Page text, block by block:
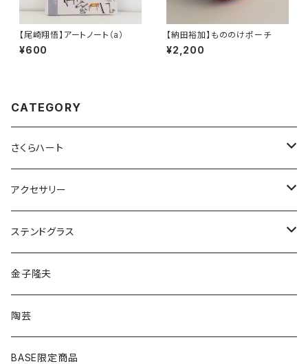
【尾崎翔悟】アートノート（a）
¥600
【納田裕加】もののけポーチ
¥2,200
CATEGORY
さくらハート
ペンダント
ゴールド
シルバー
ピアス
ゴールド
シルバー
アクセサリー
ネックレス
ピアス
イヤリング
ヘアゴム
ステンドグラス
アクセサリー
イヤリング
ピアス
雑貨・小物
金子隆夫
陶芸
BASE限定商品